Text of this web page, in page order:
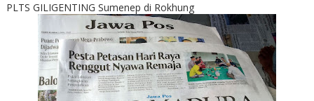
PLTS GILIGENTING Sumenep di Rokhung